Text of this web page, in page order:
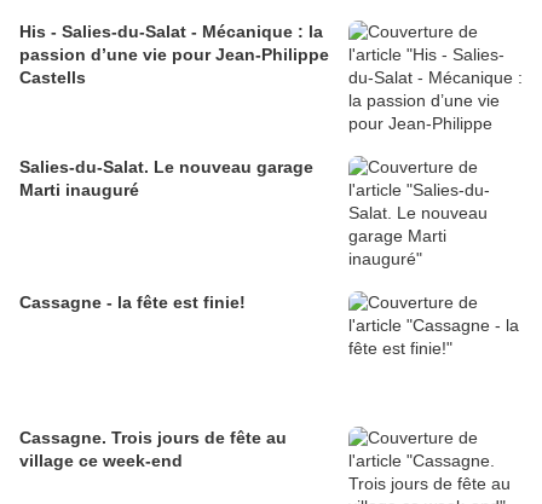
His - Salies-du-Salat - Mécanique : la
passion d’une vie pour Jean-Philippe
Castells
Salies-du-Salat. Le nouveau garage
Marti inauguré
Cassagne - la fête est finie!
Cassagne. Trois jours de fête au
village ce week-end